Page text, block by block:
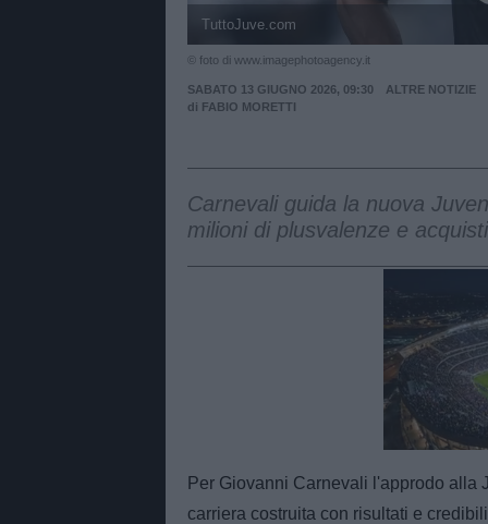
TuttoJuve.com
© foto di www.imagephotoagency.it
SABATO 13 GIUGNO 2026, 09:30
ALTRE NOTIZIE
di FABIO MORETTI
Carnevali guida la nuova
milioni di plusvalenze e
Per Giovanni Carnevali l'approdo alla
carriera costruita con risultati e